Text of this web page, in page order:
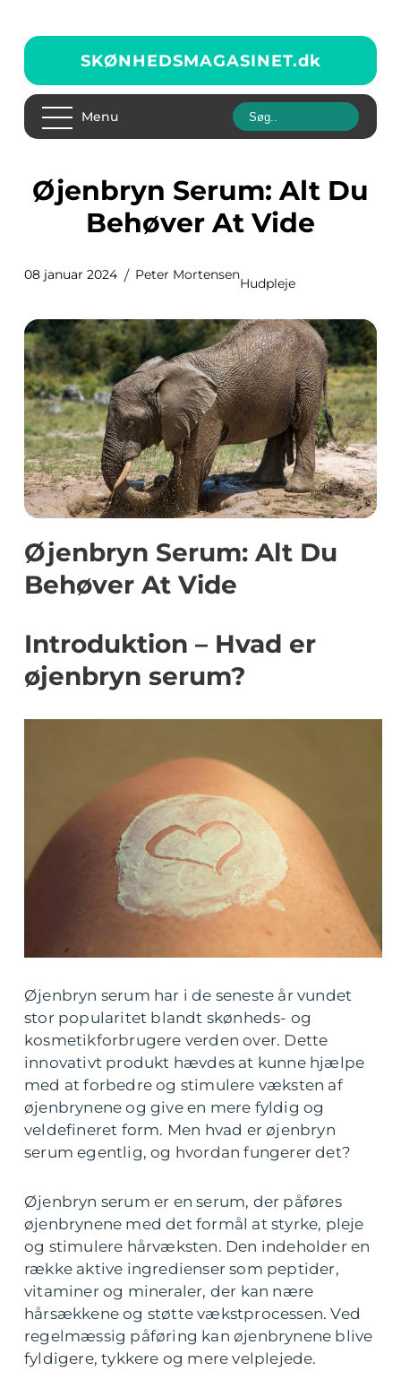
SKØNHEDSMAGASINET.dk
Menu
Øjenbryn Serum: Alt Du
Behøver At Vide
08 januar 2024 Peter Mortensen
Hudpleje
Øjenbryn Serum: Alt Du
Behøver At Vide
Introduktion – Hvad er
øjenbryn serum?
Øjenbryn serum har i de seneste år vundet
stor popularitet blandt skønheds- og
kosmetikforbrugere verden over. Dette
innovativt produkt hævdes at kunne hjælpe
med at forbedre og stimulere væksten af
øjenbrynene og give en mere fyldig og
veldefineret form. Men hvad er øjenbryn
serum egentlig, og hvordan fungerer det?
Øjenbryn serum er en serum, der påføres
øjenbrynene med det formål at styrke, pleje
og stimulere hårvæksten. Den indeholder en
række aktive ingredienser som peptider,
vitaminer og mineraler, der kan nære
hårsækkene og støtte vækstprocessen. Ved
regelmæssig påføring kan øjenbrynene blive
fyldigere, tykkere og mere velplejede.